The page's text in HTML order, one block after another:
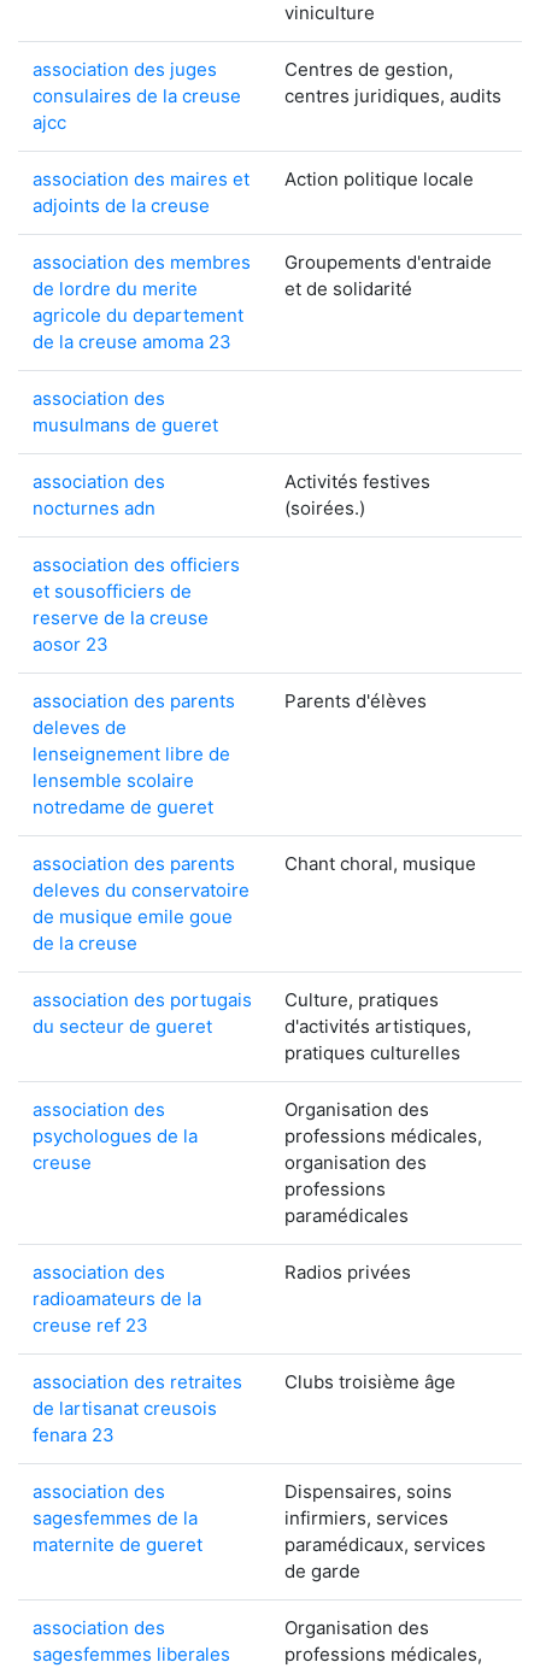
viniculture
association des juges
consulaires de la creuse
ajcc
Centres de gestion,
centres juridiques, audits
association des maires et
adjoints de la creuse
Action politique locale
association des membres
de lordre du merite
agricole du departement
de la creuse amoma 23
Groupements d'entraide
et de solidarité
association des
musulmans de gueret
association des
nocturnes adn
Activités festives
(soirées.)
association des officiers
et sousofficiers de
reserve de la creuse
aosor 23
association des parents
deleves de
lenseignement libre de
lensemble scolaire
notredame de gueret
Parents d'élèves
association des parents
deleves du conservatoire
de musique emile goue
de la creuse
Chant choral, musique
association des portugais
du secteur de gueret
Culture, pratiques
d'activités artistiques,
pratiques culturelles
association des
psychologues de la
creuse
Organisation des
professions médicales,
organisation des
professions
paramédicales
association des
radioamateurs de la
creuse ref 23
Radios privées
association des retraites
de lartisanat creusois
fenara 23
Clubs troisième âge
association des
sagesfemmes de la
maternite de gueret
Dispensaires, soins
infirmiers, services
paramédicaux, services
de garde
association des
sagesfemmes liberales
Organisation des
professions médicales,